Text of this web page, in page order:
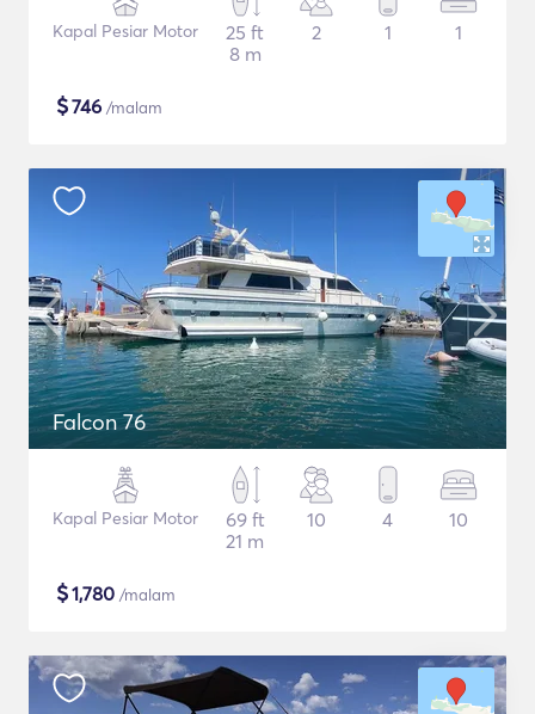
Kapal Pesiar Motor
25 ft
8 m
2 1 1
$746 /malam
Falcon 76
Kapal Pesiar Motor
69 ft
21 m
10 4 10
$1,780 /malam